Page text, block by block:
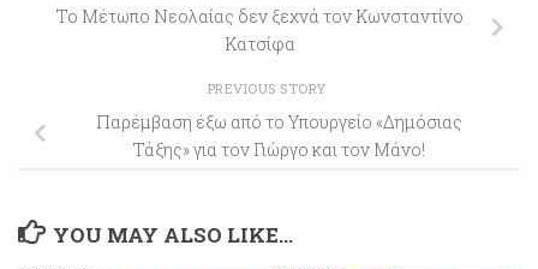
Το Μέτωπο Νεολαίας δεν ξεχνά τον Κωνσταντίνο
Κατσίφα
PREVIOUS STORY
Παρέμβαση έξω από το Υπουργείο «Δημόσιας
Τάξης» για τον Γιώργο και τον Μάνο!
YOU MAY ALSO LIKE...